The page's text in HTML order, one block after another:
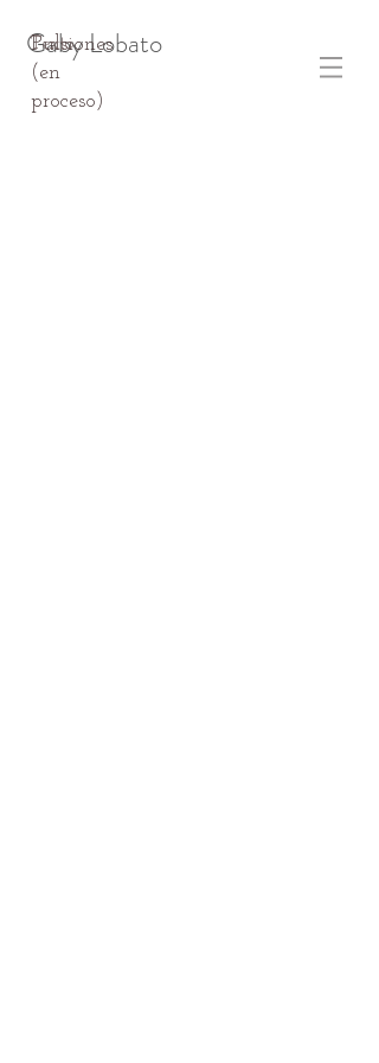
Gaby Lobato
Pulsiones
(en
proceso)
Texto